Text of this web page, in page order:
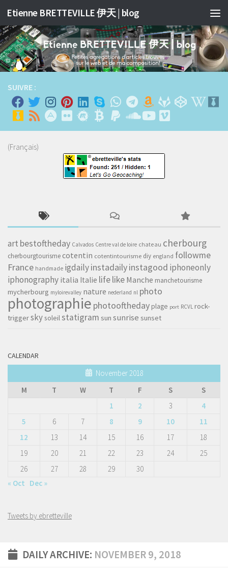
Skip to content
Etienne BRETTEVILLE 伊天 | blog
DAILY ARCHIVE: NOVEMBER 9, 2018
SUIVRE :
(Français)
art bestoftheday Calvados Centre val de loire chateau cherbourg
cherbourgtourismecotentin cotentintourisme diy england followme
France handmade igdailyinstadailyinstagood iphoneonly
iphonography italia Italie lifelike Manche manchetourisme
mycherbourg myloirevalley nature nederland nl photo
photographie photooftheday plage port RCVL rock-
triggerskysoleilstatigram sun sunrise sunset
CALENDAR
November 2018
M
T W T F S
S
1
2 3
4
5
6 7 8 9 10
11
12
13 14 15 16 17
18
19
20 21 22 23 24
25
26
27 28 29
30
« Oct Dec »
Tweets by ebretteville